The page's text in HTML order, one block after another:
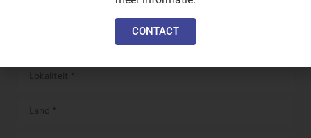
CONTACT